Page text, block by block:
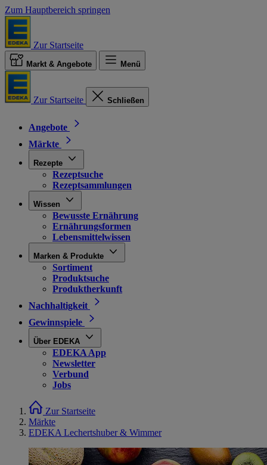
Zum Hauptbereich springen
Zur Startseite
Markt & Angebote Menü
Zur Startseite Schließen
Angebote
Märkte
Rezepte
Rezeptsuche
Rezeptsammlungen
Wissen
Bewusste Ernährung
Ernährungsformen
Lebensmittelwissen
Marken & Produkte
Sortiment
Produktsuche
Produktherkunft
Nachhaltigkeit
Gewinnspiele
Über EDEKA
EDEKA App
Newsletter
Verbund
Jobs
Zur Startseite
Märkte
EDEKA Lechertshuber & Wimmer